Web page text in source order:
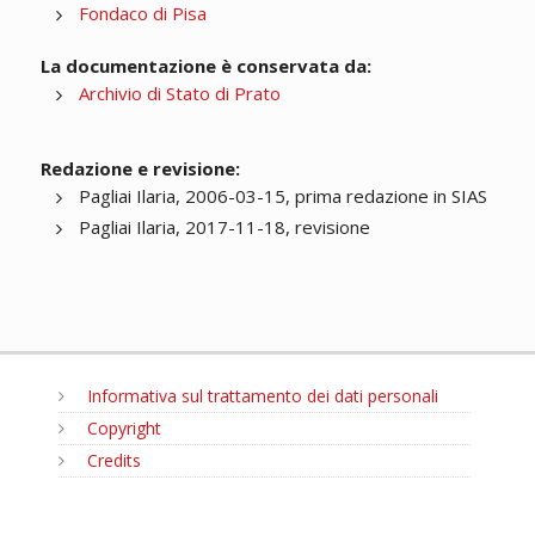
Fondaco di Pisa
La documentazione è conservata da:
Archivio di Stato di Prato
Redazione e revisione:
Pagliai Ilaria, 2006-03-15, prima redazione in SIAS
Pagliai Ilaria, 2017-11-18, revisione
Informativa sul trattamento dei dati personali
Copyright
Credits